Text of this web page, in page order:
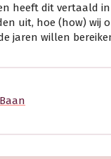
heeft dit vertaald in
uit, hoe (how) wij
jaren willen